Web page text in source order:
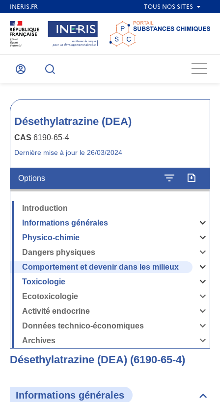
Mon
Recherche
Menu
Désethylatrazine (DEA)
CAS 6190-65-4
Dernière mise à jour le 26/03/2024
Options
Introduction
Informations générales
Ouvrir
la
générales
Physico-chimie
Ouvrir
la
chimie
Dangers physiques
Ouvrir
la
Comportement et devenir dans les milieux
Ouvrir
la
et
les
milieux
Toxicologie
Ouvrir
la
Ecotoxicologie
Ouvrir
la
Activité endocrine
Ouvrir
la
endocrine
Données technico-économiques
Ouvrir
la
Données
Archives
Ouvrir
Désethylatrazine (DEA) (6190-65-4)
Informations générales